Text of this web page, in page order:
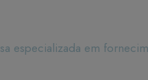
especializada em